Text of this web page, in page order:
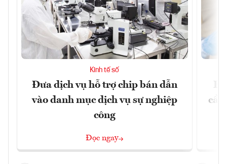
Kinh tế số
Đưa dịch vụ hỗ trợ chip bán dẫn
vào danh mục dịch vụ sự nghiệp
công
Đọc ngay